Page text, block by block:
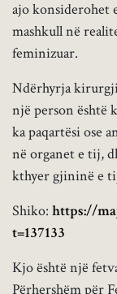
ajo konsiderohet
mashkull në
feminizuar.
Ndërhyrja
një person është
ka paqartësi ose
në organet e tij,
kthyer gjininë e
Shiko: https://
t=137133
Kjo është një
Përhershëm për